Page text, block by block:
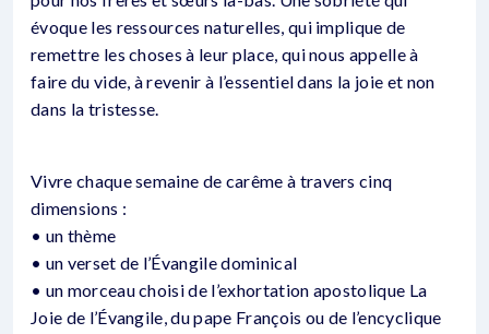
évoque les ressources naturelles, qui implique de
remettre les choses à leur place, qui nous appelle à
faire du vide, à revenir à l’essentiel dans la joie et non
dans la tristesse.
Vivre chaque semaine de carême à travers cinq
dimensions :
• un thème
• un verset de l’Évangile dominical
• un morceau choisi de l’exhortation apostolique La
Joie de l’Évangile, du pape François ou de l’encyclique